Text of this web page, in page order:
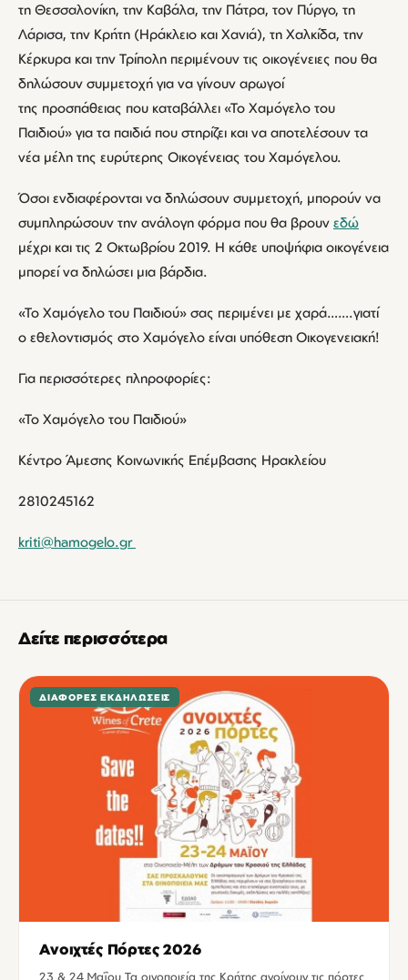
τη Θεσσαλονίκη, την Καβάλα, την Πάτρα, τον Πύργο, τη
Λάρισα, την Κρήτη (Ηράκλειο και Χανιά), τη Χαλκίδα, την
Κέρκυρα και την Τρίπολη περιμένουν τις οικογένειες που θα
δηλώσουν συμμετοχή για να γίνουν αρωγοί
της προσπάθειας που καταβάλλει «Το Χαμόγελο του
Παιδιού» για τα παιδιά που στηρίζει και να αποτελέσουν τα
νέα μέλη της ευρύτερης Οικογένειας του Χαμόγελου.
Όσοι ενδιαφέρονται να δηλώσουν συμμετοχή, μπορούν να
συμπληρώσουν την ανάλογη φόρμα που θα βρουν εδώ
μέχρι και τις 2 Οκτωβρίου 2019. Η κάθε υποψήφια οικογένεια
μπορεί να δηλώσει μια βάρδια.
«Το Χαμόγελο του Παιδιού» σας περιμένει με χαρά…….γιατί
ο εθελοντισμός στο Χαμόγελο είναι υπόθεση Οικογενειακή!
Για περισσότερες πληροφορίες:
«Το Χαμόγελο του Παιδιού»
Κέντρο Άμεσης Κοινωνικής Επέμβασης Ηρακλείου
2810245162
kriti@hamogelo.gr
Δείτε περισσότερα
ΔΙΆΦΟΡΕΣ ΕΚΔΗΛΏΣΕΙΣ
Ανοιχτές Πόρτες 2026
23 & 24 Μαΐου Τα οινοποιεία της Κρήτης ανοίγουν τις πόρτες